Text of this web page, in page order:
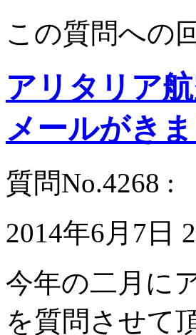
この質問への
アリタリア
メールがき
質問No.4268
2014年6月7日
今年の二月に
を質問させて